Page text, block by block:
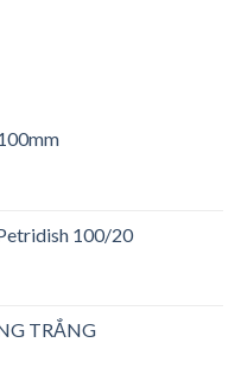
100/20
TRẮNG